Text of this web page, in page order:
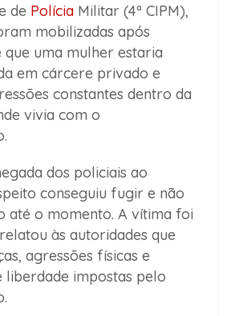
de Polícia Militar (4ª CIPM),
mobilizadas após
que uma mulher estaria
em cárcere privado e
constantes dentro da
vivia com o
dos policiais ao
conseguiu fugir e não
até o momento. A vítima foi
às autoridades que
agressões físicas e
liberdade impostas pelo